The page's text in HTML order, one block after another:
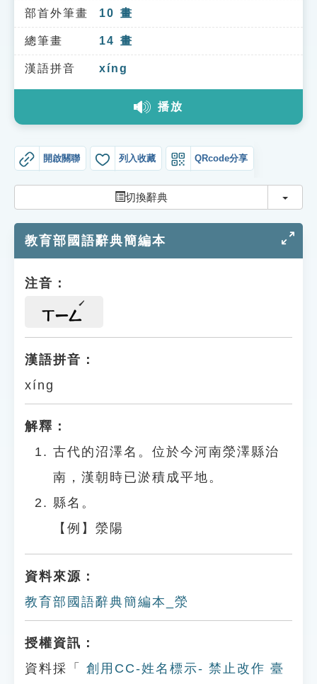
知識索引
單字索引
生命大百科索引
部首外筆畫 10 畫
總筆畫 14 畫
漢語拼音 xíng
播放
開啟關聯 列入收藏 QRcode分享
切換辭典 切換
教育部國語辭典簡編本
注音：
ㄒㄧㄥ
漢語拼音：
xíng
解釋：
古代的沼澤名。位於今河南滎澤縣治
南，漢朝時已淤積成平地。
縣名。
【例】滎陽
資料來源：
教育部國語辭典簡編本_滎
授權資訊：
資料採「
創用CC-姓名標示- 禁止改作 臺